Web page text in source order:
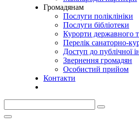
Громадянам
Послуги поліклініки
Послуги бібліотеки
Курорти державного
Перелік санаторно-
Доступ до публічної
Звернення громадян
Особистий прийом
Контакти